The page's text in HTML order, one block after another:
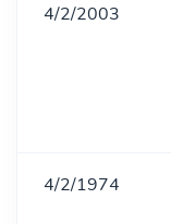
4/2/2003
4/2/1974